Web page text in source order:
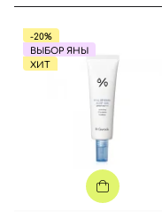
-20%
ВЫБОР ЯНЫ
ХИТ